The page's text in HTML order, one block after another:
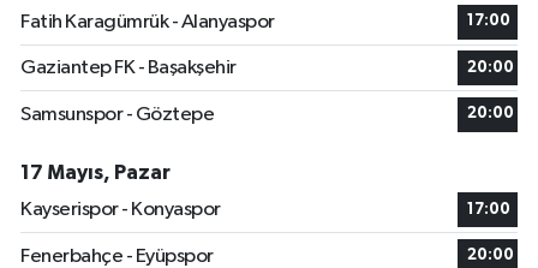
Fatih Karagümrük - Alanyaspor
17:00
Gaziantep FK - Başakşehir 20:00
Samsunspor - Göztepe 20:00
17 Mayıs, Pazar
Kayserispor - Konyaspor
17:00
Fenerbahçe - Eyüpspor 20:00